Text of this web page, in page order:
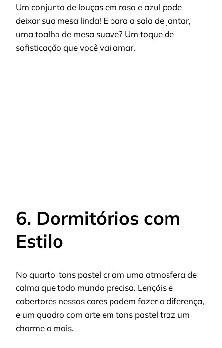
Um conjunto de louças em rosa e azul pode
deixar sua mesa linda! E para a sala de jantar,
uma toalha de mesa suave? Um toque de
sofisticação que você vai amar.
6. Dormitórios com
Estilo
No quarto, tons pastel criam uma atmosfera de
calma que todo mundo precisa. Lençóis e
cobertores nessas cores podem fazer a diferença,
e um quadro com arte em tons pastel traz um
charme a mais.